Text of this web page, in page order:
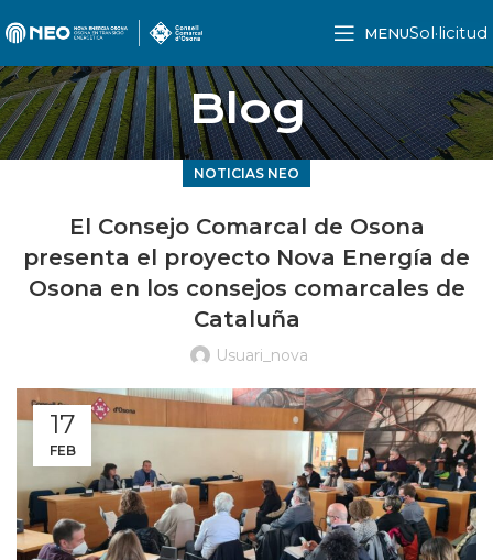
MENUSol·licitud
Blog
NOTICIAS NEO
El Consejo Comarcal de Osona
presenta el proyecto Nova Energía de
Osona en los consejos comarcales de
Cataluña
Usuari_nova
17
FEB